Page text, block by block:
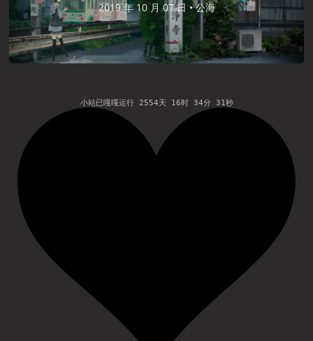
2019 年 10 月 07 日 •公海
小站已嘎嘎运行 2554天 16时 34分 31秒